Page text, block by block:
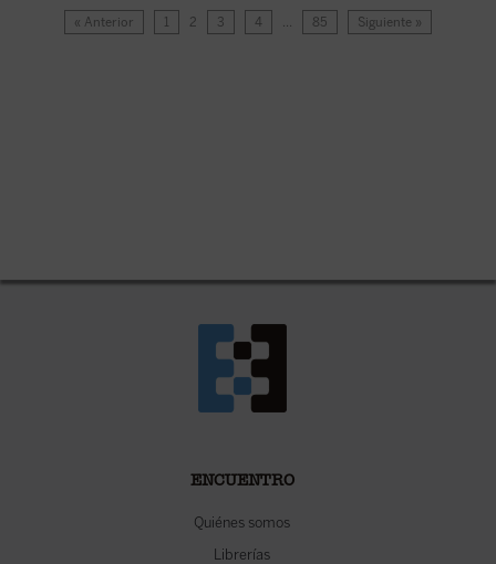
« Anterior 1 2 3 4 … 85 Siguiente »
ENCUENTRO
Quiénes somos
Librerías